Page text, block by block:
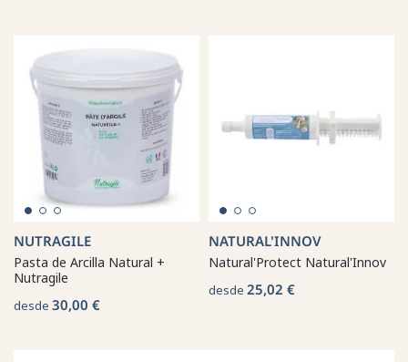
NUTRAGILE
Pasta de Arcilla Natural +
Nutragile
desde 30,00 €
NATURAL'INNOV
Natural'Protect Natural'Innov
desde 25,02 €